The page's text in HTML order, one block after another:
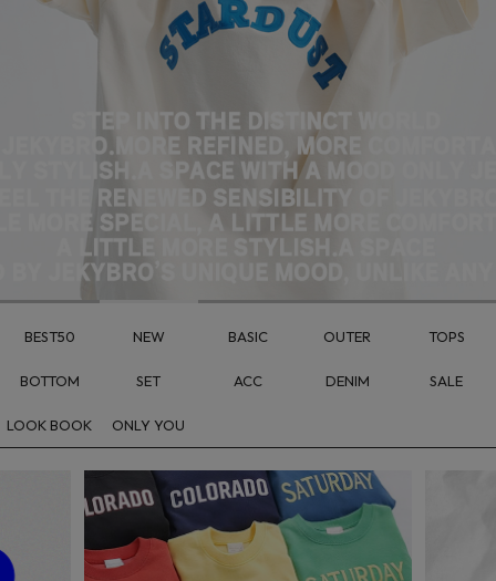
BEST50 NEW BASIC OUTER TOPS
BOTTOM SET ACC DENIM SALE
LOOK BOOK ONLY YOU